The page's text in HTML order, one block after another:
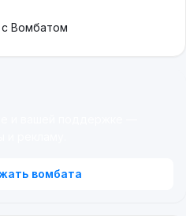
Вомбатом
вомбата